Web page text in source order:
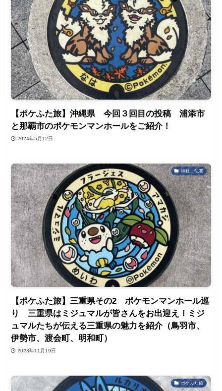
【ポケふた旅】沖縄県 今回３回目の投稿 浦添市
と那覇市のポケモンマンホールをご紹介！
2024年5月12日
神社・仏閣
【ポケふた旅】三重県その2 ポケモンマンホール巡
り 三重県はミジュマルが皆さんをお出迎え！ミジ
ュマルたちが伝える三重県の魅力を紹介（鳥羽市、
伊勢市、渡会町、明和町）
2023年11月19日
ポケふた旅